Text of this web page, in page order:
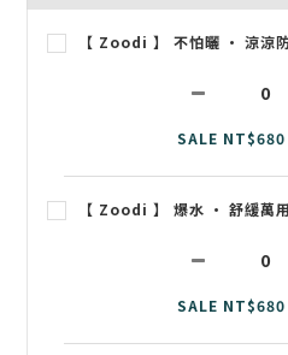
【 Zoodi 】 不怕曬 • 涼涼
SALE NT$680
【 Zoodi 】 爆水 • 舒緩萬
SALE NT$680